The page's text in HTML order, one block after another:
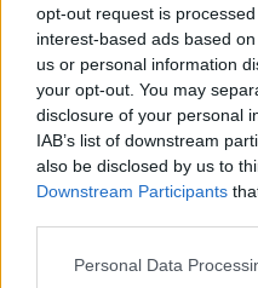
opt-out request is
interest-based ads based
us or personal information
your opt-out. You may
disclosure of your personal
IAB’s list of downstream
also be disclosed by us to
Downstream Participants
Personal Data
Τζανλούκα Ματαρέζε,
Αυστριακός
*Έφη Παπαζαχαρίου/
εφημερίδα
Ιουνίου
Evia Film Project